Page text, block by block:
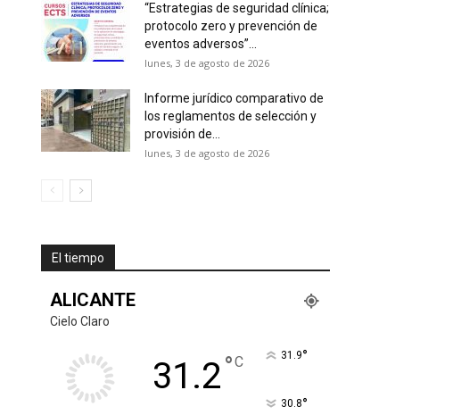
“Estrategias de seguridad clínica;
protocolo zero y prevención de
eventos adversos”...
lunes, 3 de agosto de 2026
Informe jurídico comparativo de
los reglamentos de selección y
provisión de...
lunes, 3 de agosto de 2026
El tiempo
ALICANTE
Cielo Claro
31.2°C 31.9°
30.8°